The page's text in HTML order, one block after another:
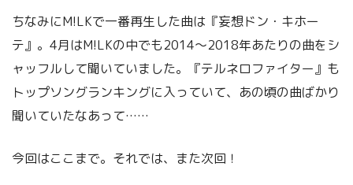
ちなみにM!LKで一番再生した曲は『妄想ドン・キホー
テ』。4月はM!LKの中でも2014～2018年あたりの曲をシ
ャッフルして聞いていました。『テルネロファイター』も
トップソングランキングに入っていて、あの頃の曲ばかり
聞いていたなあって……
今回はここまで。それでは、また次回！